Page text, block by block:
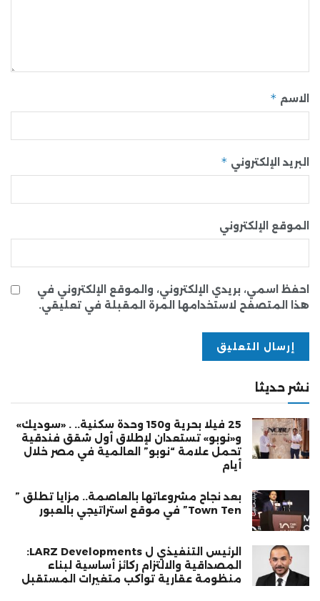
الاسم *
البريد الإلكتروني *
الموقع الإلكتروني
احفظ اسمي، بريدي الإلكتروني، والموقع الإلكتروني في
هذا المتصفح لاستخدامها المرة المقبلة في تعليقي.
نشر حديثا
25 فيلا بحرية و150 وحدة سكنية.. . «سوديك»
و«نوبو» تستعدان لإطلاق أول شقق فندقية
تحمل علامة “نوبو” العالمية في مصر خلال
أيام
بعد نجاح مشروعاتها بالعاصمة.. مزايا تطلق ”
Town Ten” في موقع استراتيجي بالعبور
الرئيس التنفيذي ل LARZ Developments:
المصداقية والالتزام ركائز أساسية لبناء
منظومة عقارية تواكب متغيرات المستقبل